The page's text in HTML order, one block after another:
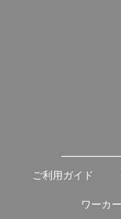
ご利用ガイド
ワーカ